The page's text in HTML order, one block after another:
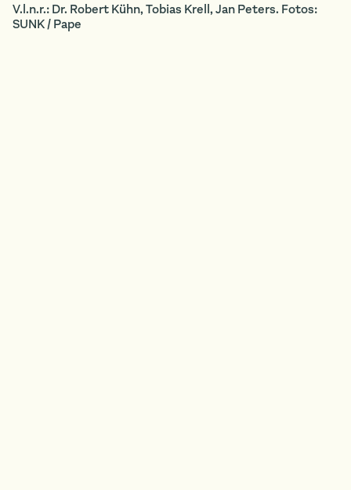
V.l.n.r.: Dr. Robert Kühn, Tobias Krell, Jan Peters. Fotos:
SUNK / Pape